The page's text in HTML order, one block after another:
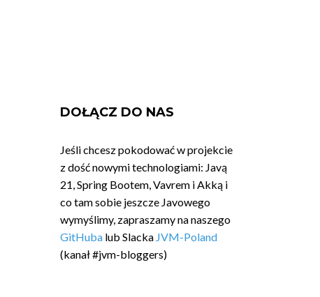
DOŁĄCZ DO NAS
Jeśli chcesz pokodować w projekcie
z dość nowymi technologiami: Javą
21, Spring Bootem, Vavrem i Akką i
co tam sobie jeszcze Javowego
wymyślimy, zapraszamy na naszego
GitHuba lub Slacka JVM-Poland
(kanał #jvm-bloggers)